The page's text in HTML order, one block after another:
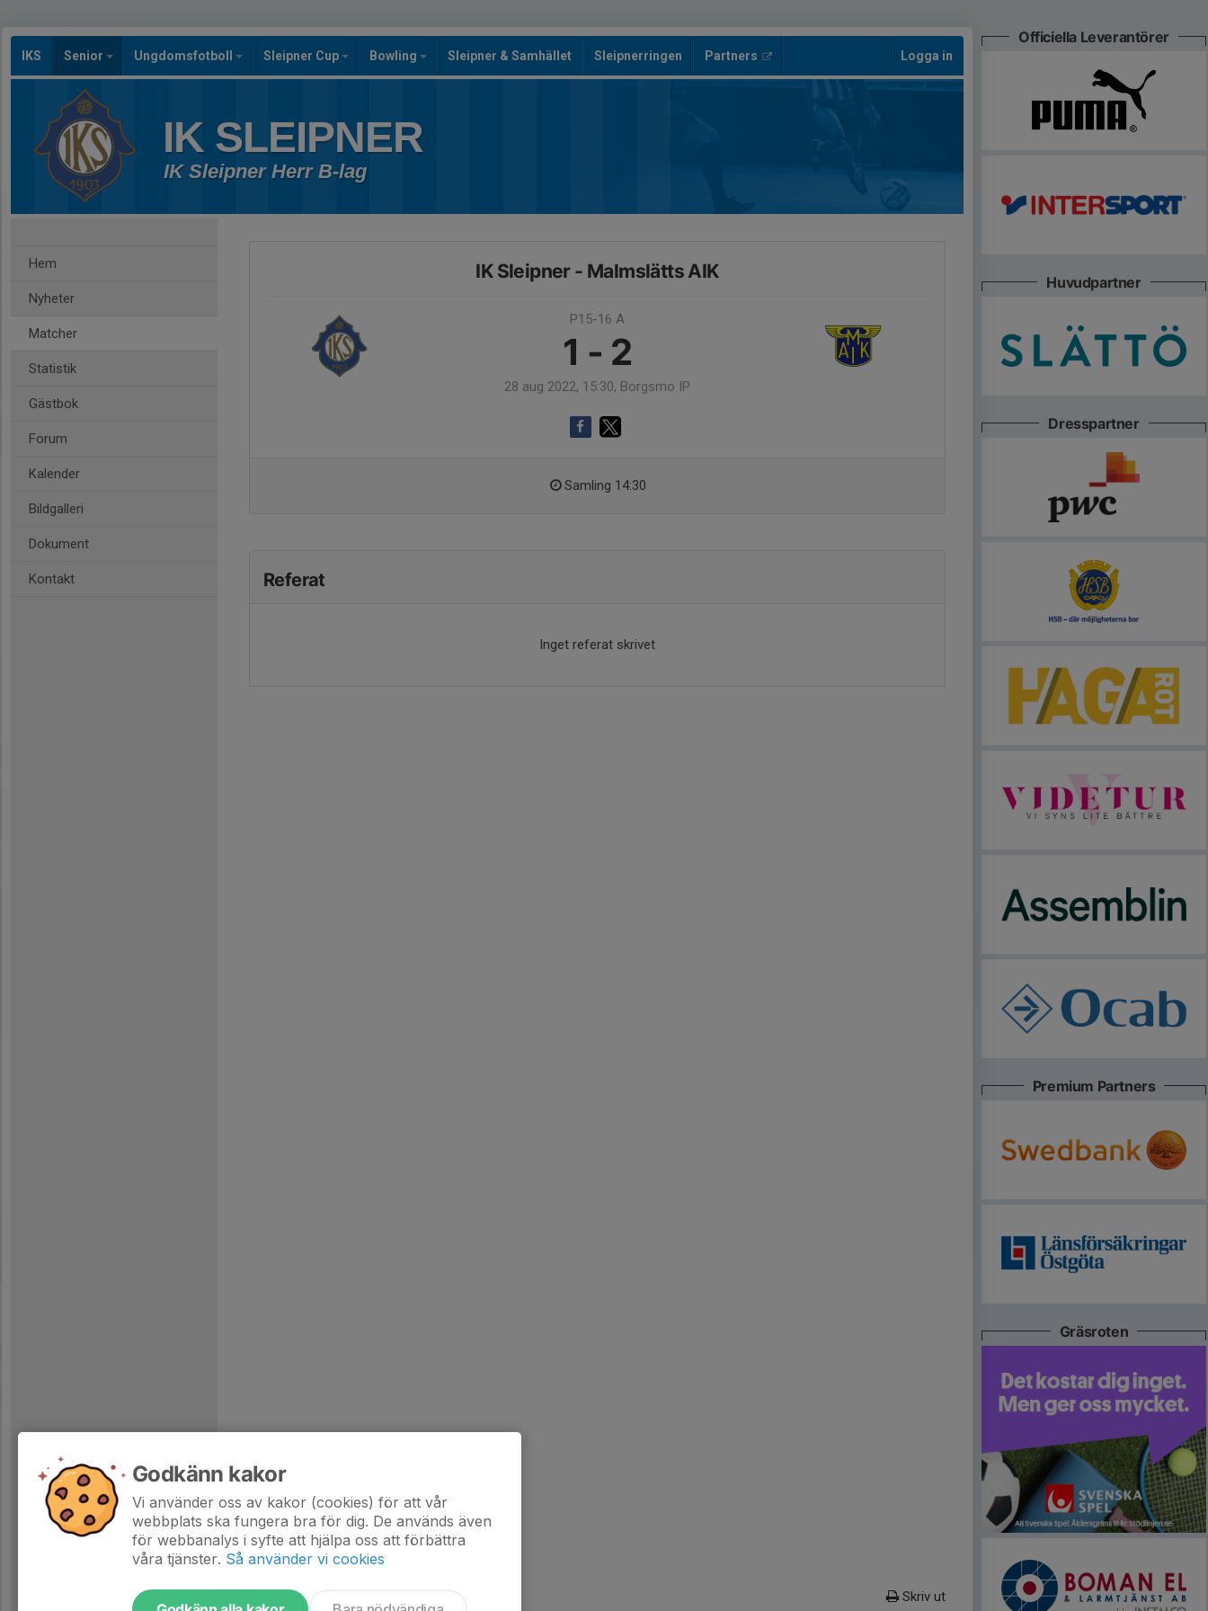
IKS Senior Ungdomsfotboll Sleipner Cup Bowling Sleipner & Samhället Sleipnerringen Partners Logga in
IK SLEIPNER
IK Sleipner Herr B-lag
Hem
Nyheter
Matcher
Statistik
Gästbok
Forum
Kalender
Bildgalleri
Dokument
Kontakt
IK Sleipner - Malmslätts AIK
P15-16 A
1 - 2
28 aug 2022, 15:30, Borgsmo IP
Samling 14:30
Referat
Inget referat skrivet
Skriv ut
Officiella Leverantörer
Huvudpartner
Dresspartner
Premium Partners
Gräsroten
Godkänn kakor
Vi använder oss av kakor (cookies) för att vår
webbplats ska fungera bra för dig. De används även
för webbanalys i syfte att hjälpa oss att förbättra
våra tjänster. Så använder vi cookies